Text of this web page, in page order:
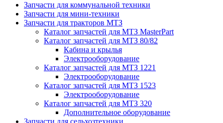
Запчасти для коммунальной техники
Запчасти для мини-техники
Запчасти для тракторов МТЗ
Каталог запчастей для МТЗ MasterPart
Каталог запчастей для МТЗ 80/82
Кабина и крылья
Электрооборудование
Каталог запчастей для МТЗ 1221
Электрооборудование
Каталог запчастей для МТЗ 1523
Электрооборудование
Каталог запчастей для МТЗ 320
Дополнительное оборудование